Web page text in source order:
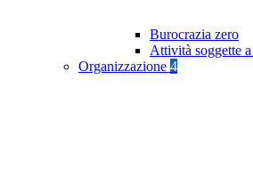
Burocrazia zero
Attività soggette
Organizzazione 4